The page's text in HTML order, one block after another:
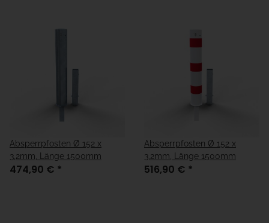
Absperrpfosten Ø 152 x
3,2mm, Länge 1500mm
474,90 € *
Absperrpfosten Ø 152 x
3,2mm, Länge 1500mm
516,90 € *